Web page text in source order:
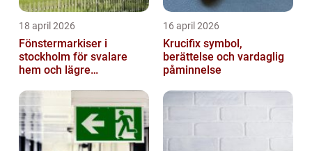
18 april 2026
Fönstermarkiser i
stockholm för svalare
hem och lägre
16 april 2026
Krucifix symbol,
berättelse och vardaglig
påminnelse